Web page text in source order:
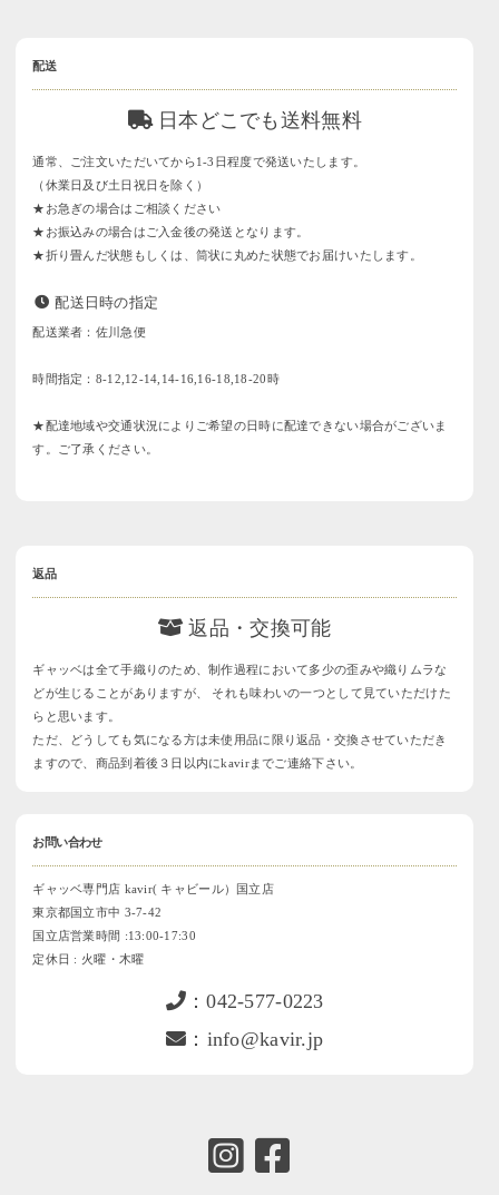
配送
日本どこでも送料無料
通常、ご注文いただいてから1-3日程度で発送いたします。
（休業日及び土日祝日を除く）
★お急ぎの場合はご相談ください
★お振込みの場合はご入金後の発送となります。
★折り畳んだ状態もしくは、筒状に丸めた状態でお届けいたします。
配送日時の指定
配送業者：佐川急便
時間指定：8-12,12-14,14-16,16-18,18-20時
★配達地域や交通状況によりご希望の日時に配達できない場合がございま
す。ご了承ください。
返品
返品・交換可能
ギャッベは全て手織りのため、制作過程において多少の歪みや織りムラな
どが生じることがありますが、 それも味わいの一つとして見ていただけた
らと思います。
ただ、どうしても気になる方は未使用品に限り返品・交換させていただき
ますので、商品到着後３日以内にkavirまでご連絡下さい。
お問い合わせ
ギャッベ専門店 kavir( キャビール）国立店
東京都国立市中 3-7-42
国立店営業時間 :13:00-17:30
定休日 : 火曜・木曜
：042-577-0223
：info@kavir.jp